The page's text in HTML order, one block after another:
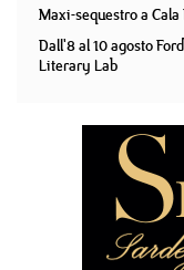
Maxi-sequestro a
Dall'8 al 10 agosto
Literary Lab